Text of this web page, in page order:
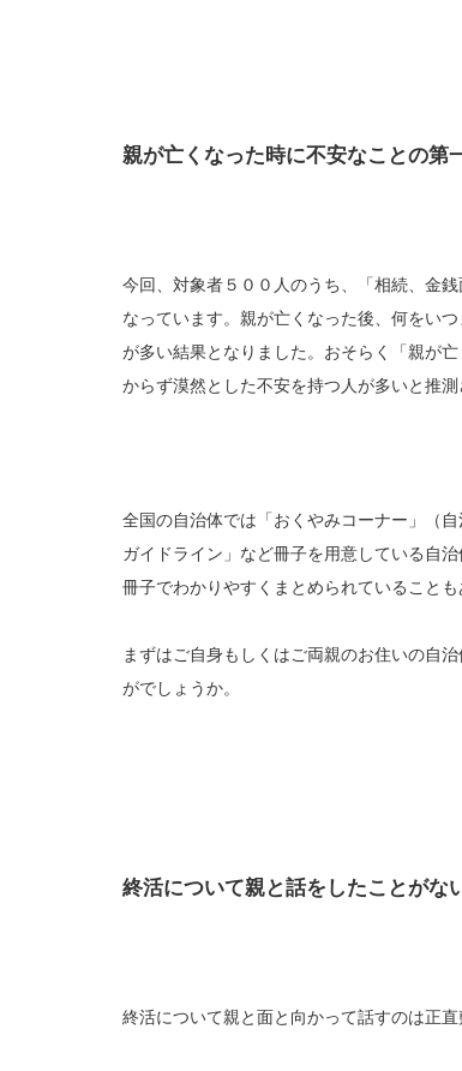
親が亡くなった時に不安なことの第
今回、対象者５００人のうち、「相続、金
なっています。親が亡くなった後、何をい
が多い結果となりました。おそらく「親が
からず漠然とした不安を持つ人が多いと推測
全国の自治体では「おくやみコーナー」（
ガイドライン」など冊子を用意している自
冊子でわかりやすくまとめられていることも
まずはご自身もしくはご両親のお住いの自
がでしょうか。
終活について親と話をしたことがな
終活について親と面と向かって話すのは正直